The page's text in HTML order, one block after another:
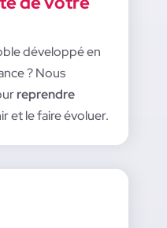
développé en
? Nous
reprendre
et le faire évoluer.